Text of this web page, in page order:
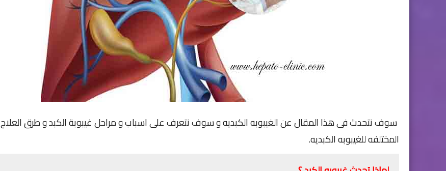
سوفنتحدث فى هذا المقال عن الغيبوبه الكبديه و سوف نتعرف على اسباب و مراحل غيبوبة الكبد و طرق العلاج
المختلفه للغيبوبه الكبديه.